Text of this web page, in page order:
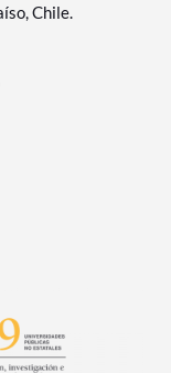
Chile.